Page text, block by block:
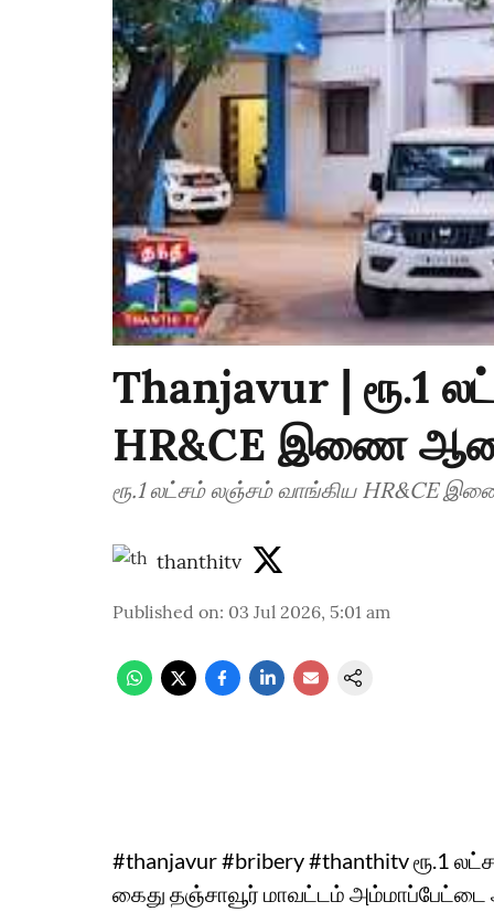
Thanjavur | ரூ.1
HR&CE இணை
ரூ.1 லட்சம் லஞ்சம் வாங்கிய HR&CE
thanthitv
Published on: 03 Jul 2026, 5:01 am
#thanjavur #bribery #thanthitv
கைது தஞ்சாவூர் மாவட்டம் அம்மாப்பேட்டை